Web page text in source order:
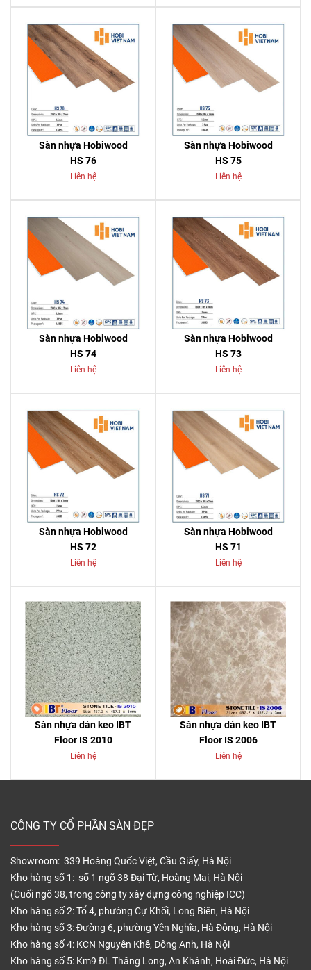
Sàn nhựa Hobiwood
HS 76
Liên hệ
Sàn nhựa Hobiwood
HS 75
Liên hệ
Sàn nhựa Hobiwood
HS 74
Liên hệ
Sàn nhựa Hobiwood
HS 73
Liên hệ
Sàn nhựa Hobiwood
HS 72
Liên hệ
Sàn nhựa Hobiwood
HS 71
Liên hệ
Sàn nhựa dán keo IBT
Floor IS 2010
Liên hệ
Sàn nhựa dán keo IBT
Floor IS 2006
Liên hệ
CÔNG TY CỔ PHẦN SÀN ĐẸP
Showroom: 339 Hoàng Quốc Việt, Cầu Giấy, Hà Nội
Kho hàng số 1: số 1 ngõ 38 Đại Từ, Hoàng Mai, Hà Nội
(Cuối ngõ 38, trong công ty xây dựng công nghiệp ICC)
Kho hàng số 2: Tổ 4, phường Cự Khối, Long Biên, Hà Nội
Kho hàng số 3: Đường 6, phường Yên Nghĩa, Hà Đông, Hà Nội
Kho hàng số 4: KCN Nguyên Khê, Đông Anh, Hà Nội
Kho hàng số 5: Km9 ĐL Thăng Long, An Khánh, Hoài Đức, Hà Nội